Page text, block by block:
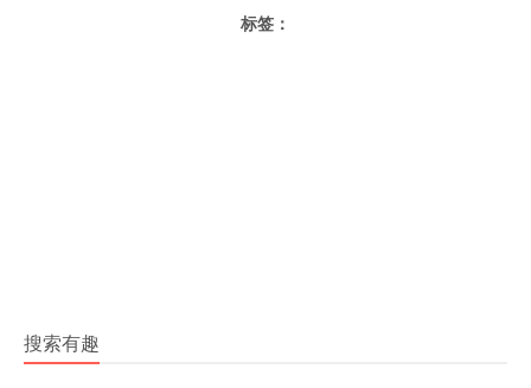
标签：
搜索有趣